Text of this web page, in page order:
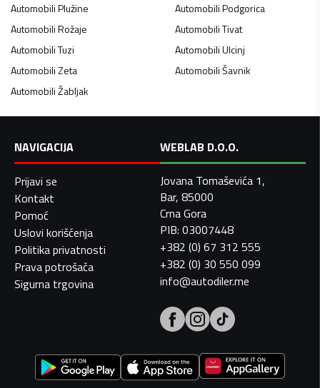
AutomobiliPlužine AutomobiliPodgorica
AutomobiliRožaje AutomobiliTivat
AutomobiliTuzi AutomobiliUlcinj
AutomobiliZeta AutomobiliŠavnik
AutomobiliŽabljak
NAVIGACIJA
Prijavi se
Kontakt
Pomoć
Uslovi korišćenja
Politika privatnosti
Prava potrošača
Sigurna trgovina
WEBLAB D.O.O.
Jovana Tomaševića 1,
Bar, 85000
Crna Gora
PIB: 03007448
+382 (0) 67 312 555
+382 (0) 30 550 099
info@autodiler.me